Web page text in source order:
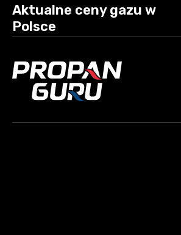
Aktualne ceny gazu w
Polsce